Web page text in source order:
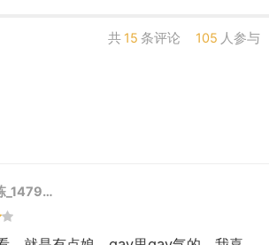
共 15 条评论 105 人参与
_1479…